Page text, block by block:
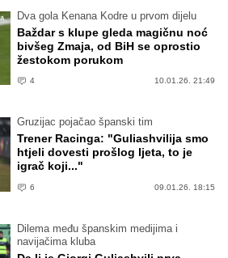
Dva gola Kenana Kodre u prvom dijelu
Baždar s klupe gleda magičnu noć
bivšeg Zmaja, od BiH se oprostio
žestokom porukom
4 10.01.26. 21:49
Gruzijac pojačao španski tim
Trener Racinga: "Guliashvilija smo
htjeli dovesti prošlog ljeta, to je
igrač koji..."
6 09.01.26. 18:15
Dilema među španskim medijima i
navijačima kluba